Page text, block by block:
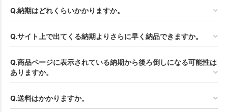
Q.納期はどれくらいかかりますか。
Q.サイト上で出てくる納期よりさらに早く納品できますか。
Q.商品ページに表示されている納期から後ろ倒しになる可能性は
ありますか。
Q.送料はかかりますか。